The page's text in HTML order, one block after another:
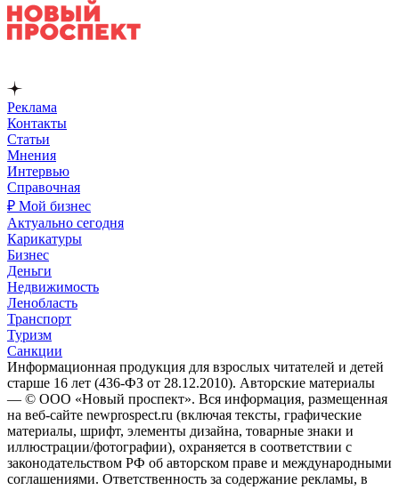
Реклама
Контакты
Статьи
Мнения
Интервью
Справочная
₽ Мой бизнес
Актуально сегодня
Карикатуры
Бизнес
Деньги
Недвижимость
Ленобласть
Транспорт
Туризм
Санкции
Информационная продукция для взрослых читателей и детей
старше 16 лет (436-ФЗ от 28.12.2010). Авторские материалы
— © ООО «Новый проспект». Вся информация, размещенная
на веб-сайте newprospect.ru (включая тексты, графические
материалы, шрифт, элементы дизайна, товарные знаки и
иллюстрации/фотографии), охраняется в соответствии с
законодательством РФ об авторском праве и международными
соглашениями. Ответственность за содержание рекламы, в